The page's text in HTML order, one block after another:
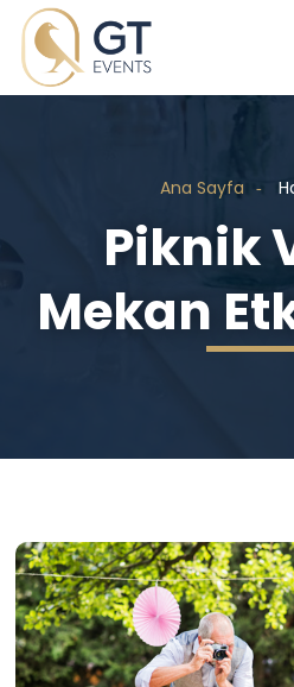
Ana Sayfa
Piknik
Mekan